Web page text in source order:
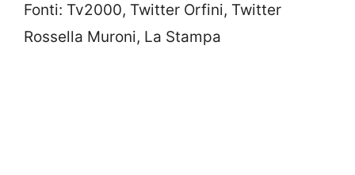
Fonti: Tv2000, Twitter Orfini, Twitter
Rossella Muroni, La Stampa